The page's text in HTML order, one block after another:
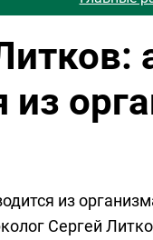
из
из
Сергей